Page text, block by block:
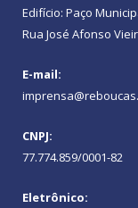
Edifício: Paço
Rua José Afonso
E-mail:
CNPJ:
77.774.859/0001-82
Eletrônico: